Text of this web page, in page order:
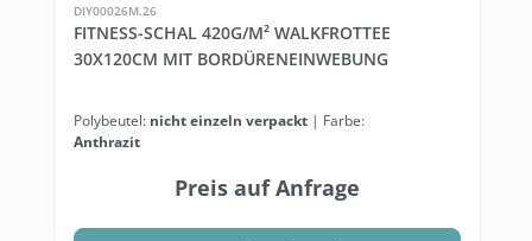
DIY00026M.26
FITNESS-SCHAL 420G/M² WALKFROTTEE
30X120CM MIT BORDÜRENEINWEBUNG
Polybeutel: nicht einzeln verpackt | Farbe:
Anthrazit
Preis auf Anfrage